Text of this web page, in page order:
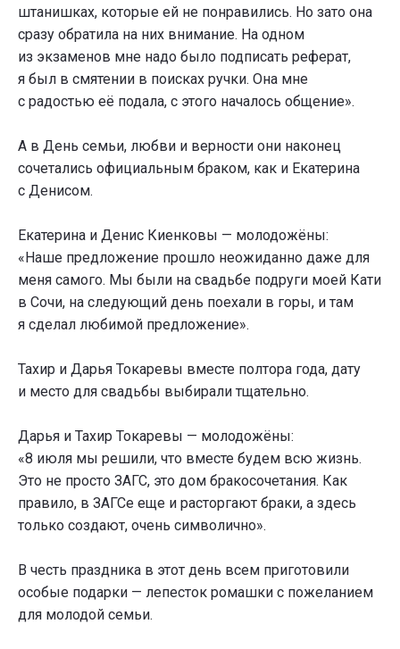
штанишках, которые ей не понравились. Но зато она
сразу обратила на них внимание. На одном
из экзаменов мне надо было подписать реферат,
я был в смятении в поисках ручки. Она мне
с радостью её подала, с этого началось общение».
А в День семьи, любви и верности они наконец
сочетались официальным браком, как и Екатерина
с Денисом.
Екатерина и Денис Киенковы — молодожёны:
«Наше предложение прошло неожиданно даже для
меня самого. Мы были на свадьбе подруги моей Кати
в Сочи, на следующий день поехали в горы, и там
я сделал любимой предложение».
Тахир и Дарья Токаревы вместе полтора года, дату
и место для свадьбы выбирали тщательно.
Дарья и Тахир Токаревы — молодожёны:
«8 июля мы решили, что вместе будем всю жизнь.
Это не просто ЗАГС, это дом бракосочетания. Как
правило, в ЗАГСе еще и расторгают браки, а здесь
только создают, очень символично».
В честь праздника в этот день всем приготовили
особые подарки — лепесток ромашки с пожеланием
для молодой семьи.